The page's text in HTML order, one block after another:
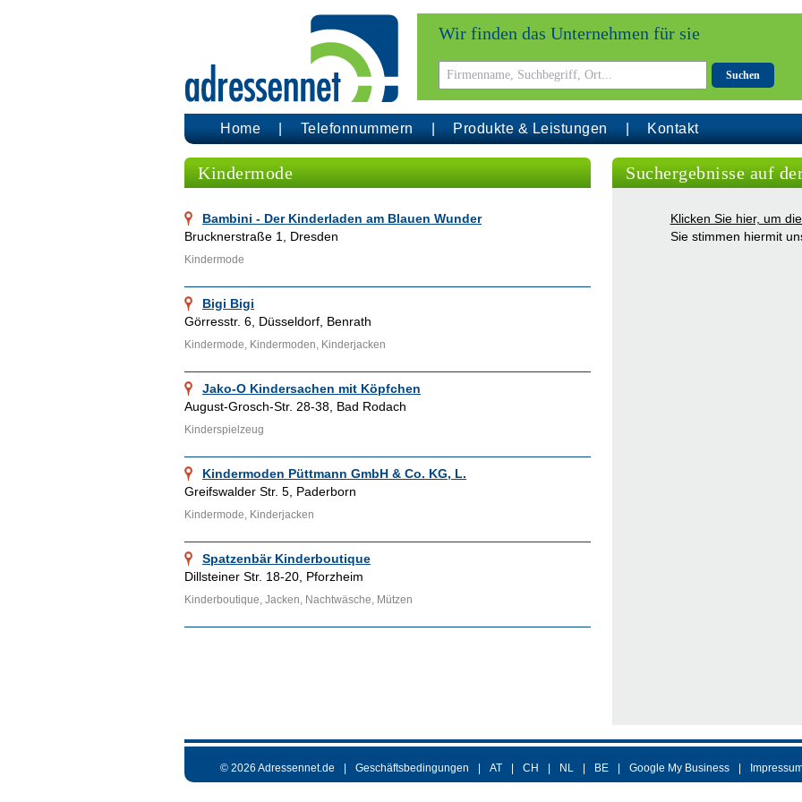
Wir finden das Unternehmen für sie
Suchen
Home Telefonnummern Produkte & Leistungen Kontakt
Kindermode
Bambini - Der Kinderladen am Blauen Wunder
Brucknerstraße 1, Dresden
Kindermode
Bigi Bigi
Görresstr. 6, Düsseldorf, Benrath
Kindermode, Kindermoden, Kinderjacken
Jako-O Kindersachen mit Köpfchen
August-Grosch-Str. 28-38, Bad Rodach
Kinderspielzeug
Kindermoden Püttmann GmbH & Co. KG, L.
Greifswalder Str. 5, Paderborn
Kindermode, Kinderjacken
Spatzenbär Kinderboutique
Dillsteiner Str. 18-20, Pforzheim
Kinderboutique, Jacken, Nachtwäsche, Mützen
Suchergebnisse auf
Klicken Sie hier, um
Sie stimmen hiermit
© 2026 Adressennet.de Geschäftsbedingungen AT CH NL BE Google My Business